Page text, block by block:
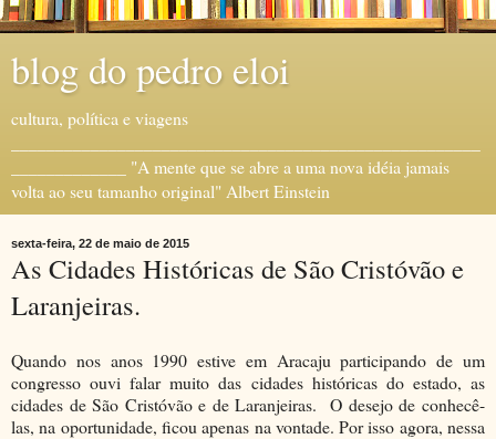
blog do pedro eloi
cultura, política e viagens
_____________ "A mente que se abre a uma nova idéia jamais
volta ao seu tamanho original" Albert Einstein
sexta-feira, 22 de maio de 2015
As Cidades Históricas de São Cristóvão e
Laranjeiras.
Quando nos anos 1990 estive em Aracaju participando de um
congresso ouvi falar muito das cidades históricas do estado, as
cidades de São Cristóvão e de Laranjeiras. O desejo de conhecê-
las, na oportunidade, ficou apenas na vontade. Por isso agora, nessa